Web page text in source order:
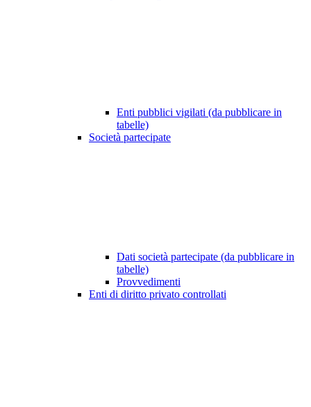
Enti pubblici vigilati (da pubblicare in
tabelle)
Società partecipate
Dati società partecipate (da pubblicare in
tabelle)
Provvedimenti
Enti di diritto privato controllati